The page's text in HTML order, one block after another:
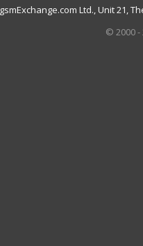
gsmExchange.com Ltd., Unit 21,
© 2000 -